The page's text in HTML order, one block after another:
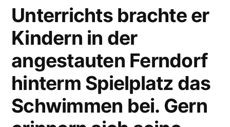
Unterrichts brachte er
Kindern in der
angestauten Ferndorf
hinterm Spielplatz das
Schwimmen bei. Gern